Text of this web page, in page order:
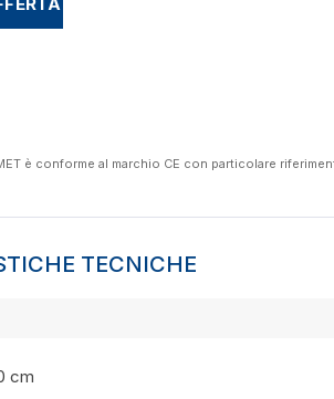
è conforme al marchio CE con particolare
TECNICHE
cm